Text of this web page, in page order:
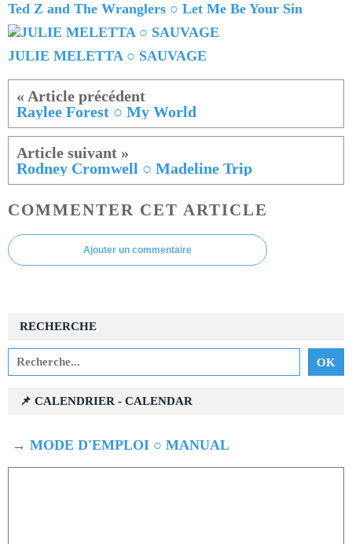
Ted Z and The Wranglers ○ Let Me Be Your Sin
JULIE MELETTA ○ SAUVAGE
Raylee Forest ○ My World
Rodney Cromwell ○ Madeline Trip
COMMENTER CET ARTICLE
Ajouter un commentaire
RECHERCHE
📌 CALENDRIER - CALENDAR
→ MODE D'EMPLOI ○ MANUAL